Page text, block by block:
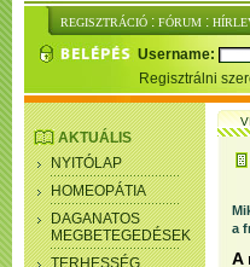
REGISZTRÁCIÓ : FÓRUM :
Username:
Regisztrálni
AKTUÁLIS
NYITÓLAP
HOMEOPÁTIA
DAGANATOS
MEGBETEGEDÉSEK
TERHESSÉG
a
A